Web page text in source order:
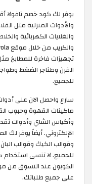
يوفر لك كود خصم تافولا
والأدوات المنزلية مثل
والغلايات الكهربائية
تجهيزات فاخرة للمطابخ
الفرن وطناجر الضغط
للجميع.
سارع واحصل الان على
ماكينات القهوة وحبوب
وأكياس الشاي وأدوات
الإلكتروني. أيضاً يوفر لك
وقوالب الكيك وقوالب
للجميع. لا تنسى استخدام
الكوبون عند التسوق من
على جميع طلباتك. ​